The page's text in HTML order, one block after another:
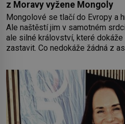
z Moravy vyžene Mongoly
Mongolové se tlačí do Evropy a
Ale naštěstí jim v samotném
ale silné království, které
zastavit. Co nedokáže žádná z
od roku 1223 postupují podél
moře,